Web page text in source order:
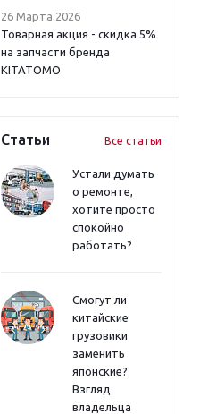
26 Марта 2026
Товарная акция - скидка 5%
на запчасти бренда
KITATOMO
Статьи Все статьи
Устали думать
о ремонте,
хотите просто
спокойно
работать?
Смогут ли
китайские
грузовики
заменить
японские?
Взгляд
владельца